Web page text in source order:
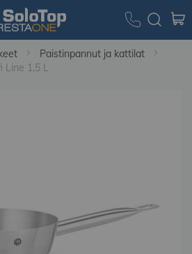
Paistinpannut ja kattilat
Line 1,5 L